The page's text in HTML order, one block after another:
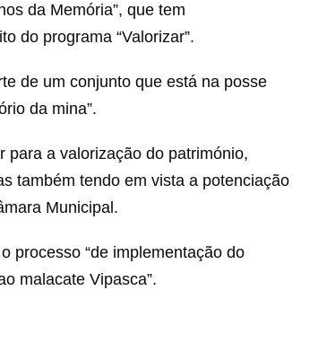
da Memória”, que tem
do programa “Valorizar”.
de um conjunto que está na posse
da mina”.
para a valorização do património,
também tendo em vista a potenciação
Municipal.
processo “de implementação do
malacate Vipasca”.